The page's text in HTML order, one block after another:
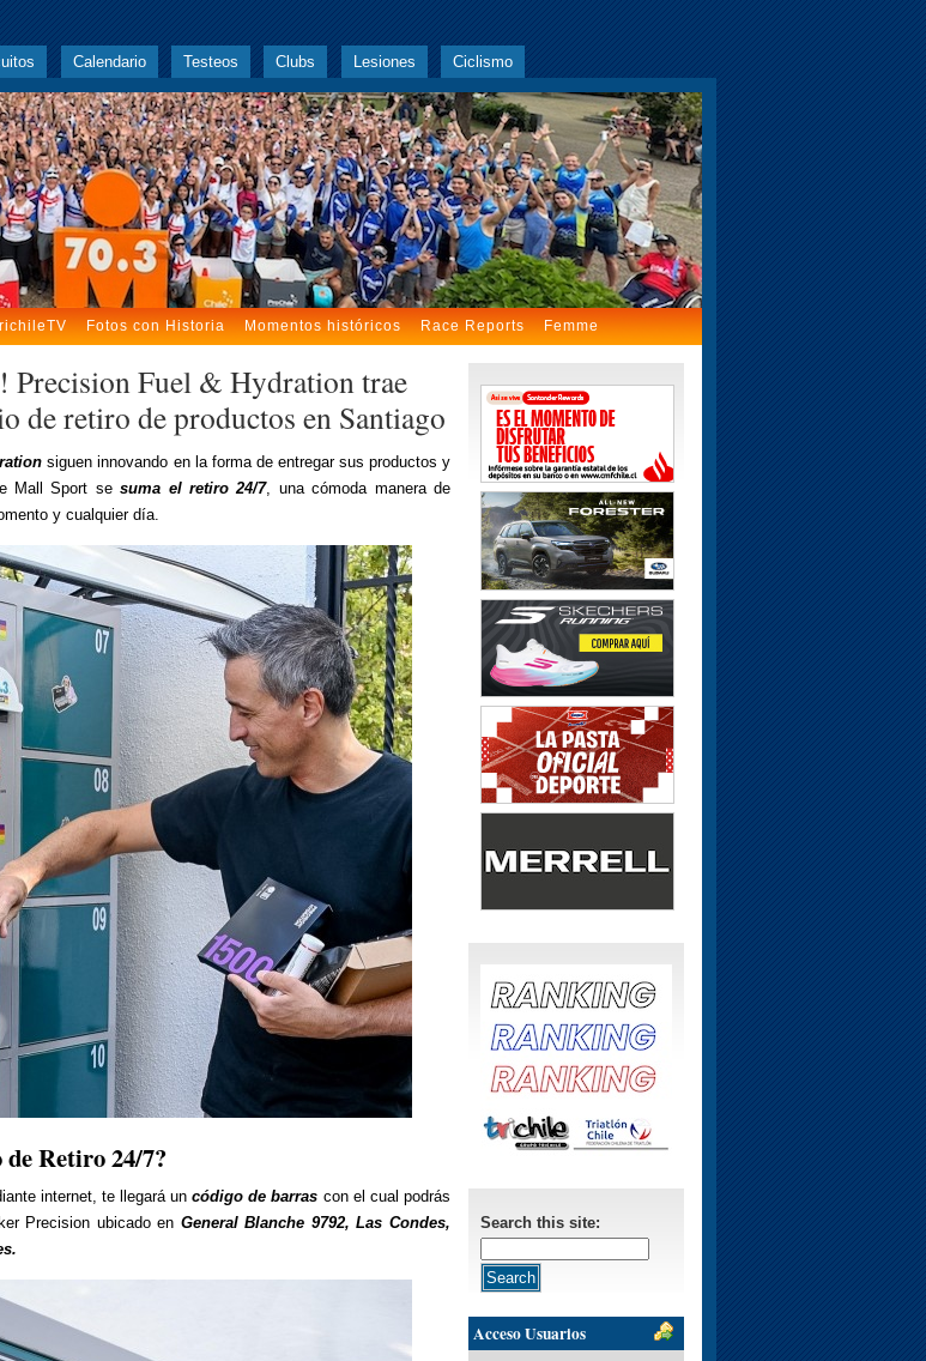
Calendario Testeos Clubs Lesiones Ciclismo
Fotos con Historia Momentos históricos Race Reports Femme
Precision Fuel & Hydration trae
de retiro de productos en Santiago
siguen innovando en la forma de entregar sus productos y
Mall Sport sesuma el retiro 24/7, una cómoda manera de
y cualquier día.
de Retiro 24/7?
internet, te llegará uncódigo de barras con el cual podrás
Precision ubicado en General Blanche 9792, Las Condes,
Search this site:
Acceso Usuarios